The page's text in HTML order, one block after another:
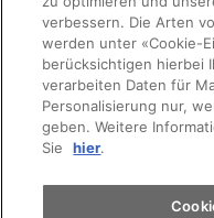
© 2026 AMAG
verbessern. Die Arten
werden unter «Cookie-
berücksichtigen hierbei
verarbeiten Daten für
Personalisierung nur,
geben. Weitere
Sie
hier.